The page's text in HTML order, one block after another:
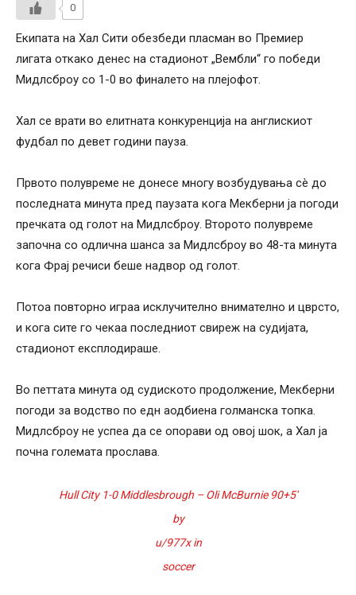
0
Екипата на Хал Сити обезбеди пласман во Премиер
лигата откако денес на стадионот „Вембли“ го победи
Мидлсброу со 1-0 во финалето на плејофот.
Хал се врати во елитната конкуренција на англискиот
фудбал по девет години пауза.
Првото полувреме не донесе многу возбудувања сè до
последната минута пред паузата кога Мекберни ја погоди
пречката од голот на Мидлсброу. Второто полувреме
започна со одлична шанса за Мидлсброу во 48-та минута
кога Фрај речиси беше надвор од голот.
Потоа повторно играа исклучително внимателно и цврсто,
и кога сите го чекаа последниот свиреж на судијата,
стадионот експлодираше.
Во петтата минута од судиското продолжение, Мекберни
погоди за водство по едн аодбиена голманска топка.
Мидлсброу не успеа да се опорави од овој шок, а Хал ја
почна големата прослава.
Hull City 1-0 Middlesbrough – Oli McBurnie 90+5′
by
u/977xin
soccer